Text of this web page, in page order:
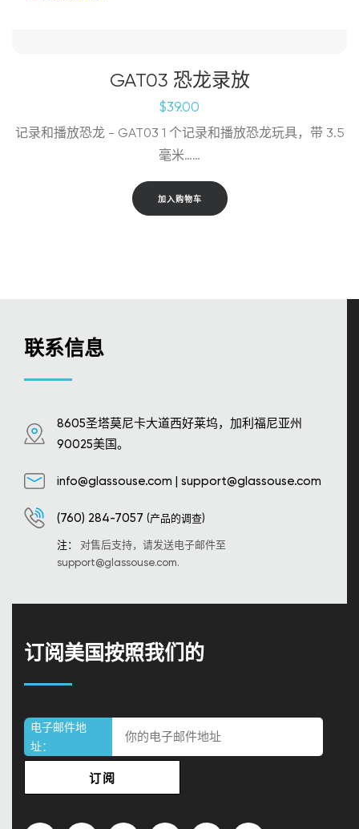
GAT03 恐龙录放
$39.00
记录和播放恐龙 - GAT03 1 个记录和播放恐龙玩具，带 3.5
毫米……
加入购物车
联系信息
8605圣塔莫尼卡大道西好莱坞，加利福尼亚州
90025美国。
info@glassouse.com | support@glassouse.com
(760) 284-7057 (产品的调查)
注： 对售后支持，请发送电子邮件至
support@glassouse.com.
订阅美国按照我们的
电子邮件地
址：